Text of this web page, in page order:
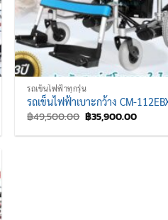
รถเข็นไฟฟ้าทุกรุ่น
รถเข็นไฟฟ้าเบาะกว้าง CM-
฿49,500.00 Original
price
was:
฿35,900.00Current
price
is: